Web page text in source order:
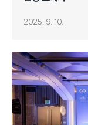
2025. 9. 10.